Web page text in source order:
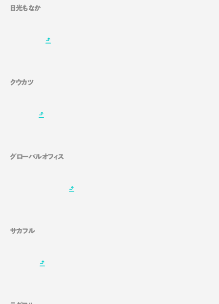
日光もなか
クウカツ
グローバルオフィス
サカフル